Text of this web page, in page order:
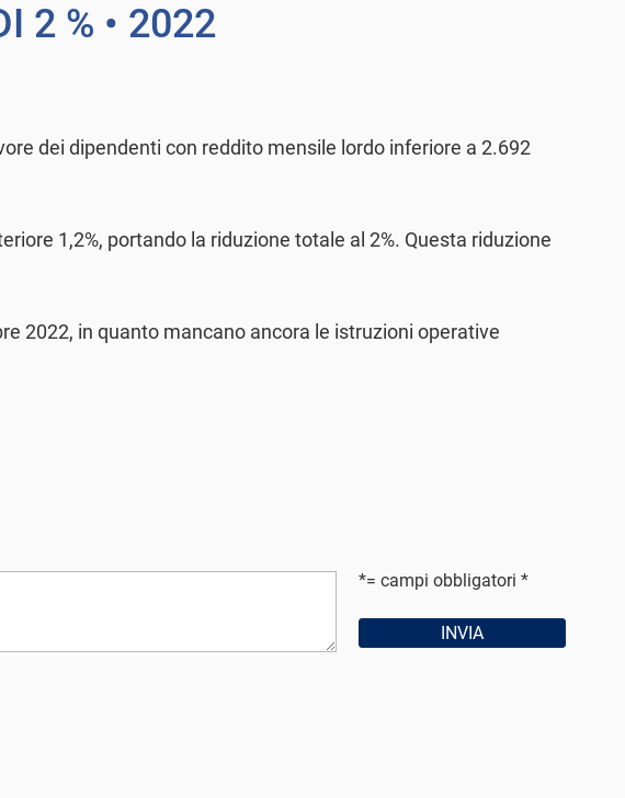
2 % • 2022
dei dipendenti con reddito mensile lordo inferiore a 2.692
1,2%, portando la riduzione totale al 2%. Questa riduzione
2022, in quanto mancano ancora le istruzioni operative
*= campi obbligatori